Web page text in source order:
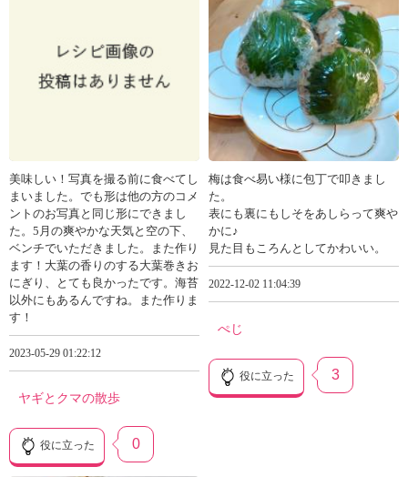
美味しい！写真を撮る前に食べてし
まいました。でも形は他の方のコメ
ントのお写真と同じ形にできまし
た。5月の爽やかな天気と空の下、
ベンチでいただきました。また作り
ます！大葉の香りのする大葉巻きお
にぎり、とても良かったです。海苔
以外にもあるんですね。また作りま
す！
2023-05-29 01:22:12
ヤギとクマの散歩
役に立った 0
梅は食べ易い様に包丁で叩きまし
た。
表にも裏にもしそをあしらって爽や
かに♪
見た目もころんとしてかわいい。
2022-12-02 11:04:39
ぺじ
役に立った 3